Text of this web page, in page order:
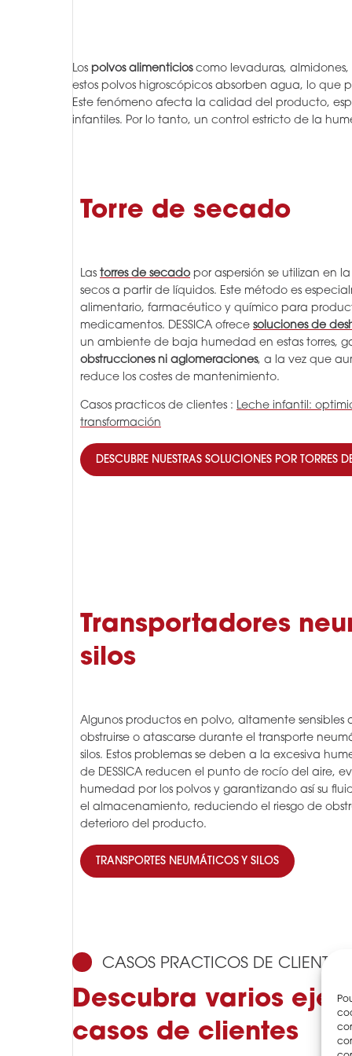
Los polvos alimenticioscomo levaduras, almidones,
estos polvos higroscópicos absorben agua, lo
Este fenómeno afecta la calidad del producto,
infantiles. Por lo tanto, un control estricto de la
Torre de secado
Las torres de secado por aspersión se utilizan en
secos a partir de líquidos. Este método es
alimentario, farmacéutico y químico para
medicamentos. DESSICA ofrece soluciones de
un ambiente de baja humedad en estas torres,
obstrucciones ni aglomeraciones, a la vez que
reduce los costes de mantenimiento.
Casos practicos de clientes : Leche infantil:
transformación
DESCUBRE NUESTRAS SOLUCIONES POR
Transportadores
silos
Algunos productos en polvo, altamente
obstruirse o atascarse durante el transporte
silos. Estos problemas se deben a la excesiva
de DESSICA reducen el punto de rocío del aire,
humedad por los polvos y garantizando así su
el almacenamiento, reduciendo el riesgo de
deterioro del producto.
TRANSPORTES NEUMÁTICOS Y SILOS
CASOS PRACTICOS DE CLIENTES
Descubra varios
casos de clientes